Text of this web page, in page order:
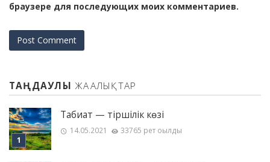
браузере для последующих моих комментариев.
ТАҢДАУЛЫ ЖАҢАЛЫҚТАР
Табиғат — тіршілік көзі
14.05.2021 33765 рет оқылды